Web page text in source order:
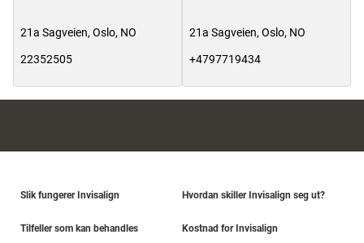
21a Sagveien, Oslo, NO
22352505
21a Sagveien, Oslo, NO
+4797719434
Slik fungerer Invisalign Hvordan skiller Invisalign seg ut?
Tilfeller som kan behandles Kostnad for Invisalign